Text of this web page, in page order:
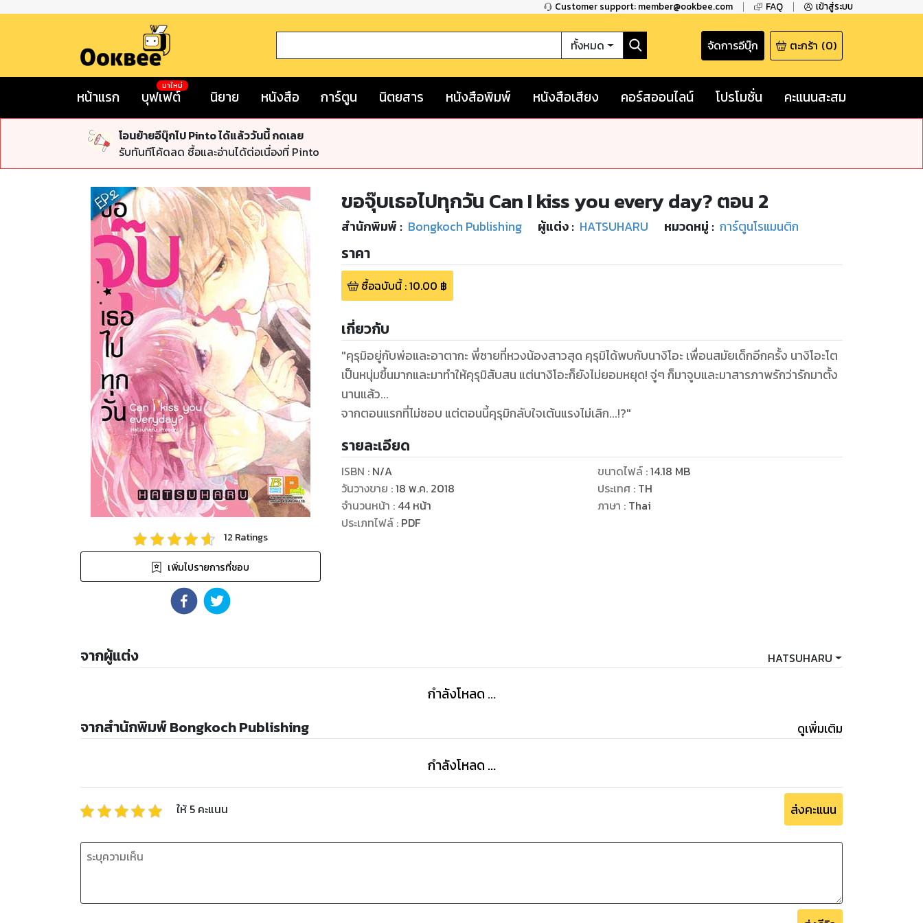
Customer support: member@ookbee.com FAQ เข้าสู่ระบบ
ทั้งหมด จัดการอีบุ๊ก ตะกร้า (0)
หน้าแรก บุฟเฟต์
มาใหม่
นิยาย หนังสือ การ์ตูน นิตยสาร หนังสือพิมพ์ หนังสือเสียง คอร์สออนไลน์ โปรโมชั่น คะแนนสะสม
โอนย้ายอีบุ๊กไป Pinto ได้แล้ววันนี้ กดเลย
รับทันทีโค้ดลด ซื้อและอ่านได้ต่อเนื่องที่ Pinto
12 Ratings
เพิ่มไปรายการที่ชอบ
ขอจุ๊บเธอไปทุกวัน Can I kiss you every day? ตอน 2
สำนักพิมพ์ : Bongkoch Publishing ผู้แต่ง : HATSUHARU หมวดหมู่ : การ์ตูนโรแมนติก
ราคา
ซื้อฉบับนี้:10.00 ฿
เกี่ยวกับ
"คุรุมิอยู่กับพ่อและอาตากะ พี่ชายที่หวงน้องสาวสุด คุรุมิได้พบกับนางิโอะ เพื่อนสมัยเด็กอีกครั้ง นางิโอะโต
เป็นหนุ่มขึ้นมากและมาทำให้คุรุมิสับสน แต่นางิโอะก็ยังไม่ยอมหยุด! จู่ๆ ก็มาจูบและมาสารภาพรักว่ารักมาตั้ง
นานแล้ว...
จากตอนแรกที่ไม่ชอบ แต่ตอนนี้คุรุมิกลับใจเต้นแรงไม่เลิก...!?"
รายละเอียด
ISBN : N/A
วันวางขาย :18 พ.ค. 2018
จำนวนหน้า : 44 หน้า
ประเภทไฟล์: PDF
ขนาดไฟล์:14.18 MB
ประเทศ : TH
ภาษา : Thai
จากผู้แต่ง HATSUHARU
กำลังโหลด ...
จากสำนักพิมพ์ Bongkoch Publishing ดูเพิ่มเติม
กำลังโหลด ...
ให้ 5 คะแนน ส่งคะแนน